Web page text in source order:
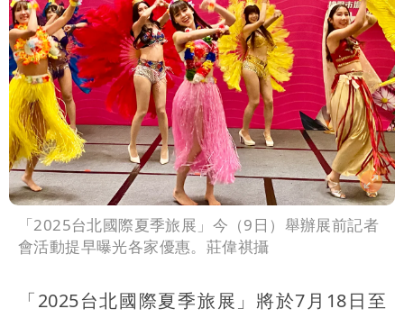
「2025台北國際夏季旅展」今（9日）舉辦展前記者
會活動提早曝光各家優惠。莊偉祺攝
「2025台北國際夏季旅展」將於7月18日至